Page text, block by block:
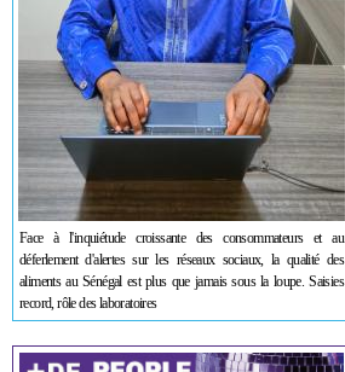
Face à l'inquiétude croissante des consommateurs et au
déferlement d'alertes sur les réseaux sociaux, la qualité des
aliments au Sénégal est plus que jamais sous la loupe. Saisies
record, rôle des laboratoires